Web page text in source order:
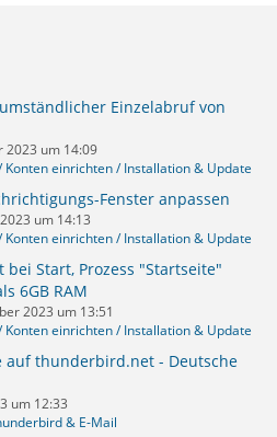
Einzelabruf von
2023 um 14:09
einrichten / Installation & Update
Fenster anpassen
um 14:13
einrichten / Installation & Update
Start, Prozess "Startseite"
6GB RAM
2023 um 13:51
einrichten / Installation & Update
auf thunderbird.net - Deutsche
um 12:33
& E-Mail